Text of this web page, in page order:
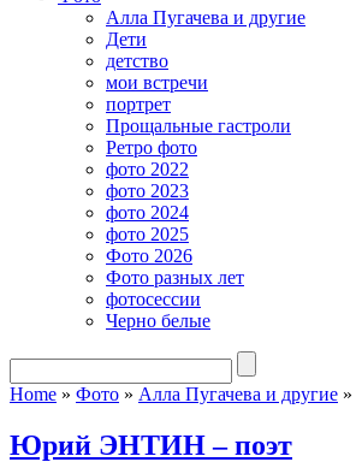
Алла Пугачева и другие
Дети
детство
мои встречи
портрет
Прощальные гастроли
Ретро фото
фото 2022
фото 2023
фото 2024
фото 2025
Фото 2026
Фото разных лет
фотосессии
Черно белые
Home » Фото » Алла Пугачева и другие »
Юрий ЭНТИН – поэт